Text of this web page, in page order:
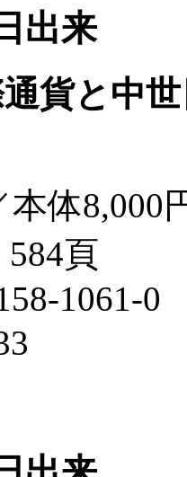
出来
貨と中
本体8,000
頁
1061-0